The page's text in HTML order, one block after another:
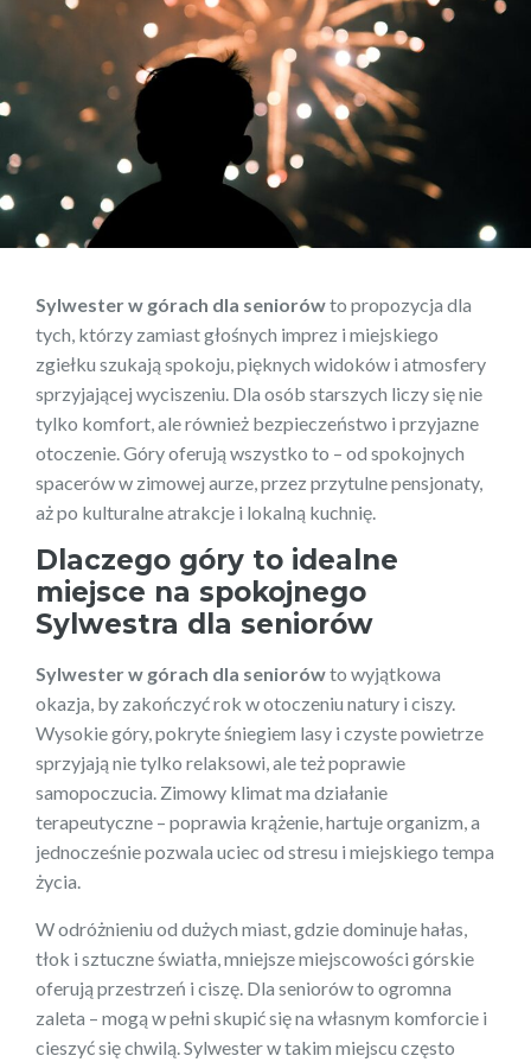
Sylwester w górach dla seniorówto propozycja dla
tych, którzy zamiast głośnych imprez i miejskiego
zgiełku szukają spokoju, pięknych widoków i atmosfery
sprzyjającej wyciszeniu. Dla osób starszych liczy się nie
tylko komfort, ale również bezpieczeństwo i przyjazne
otoczenie. Góry oferują wszystko to – od spokojnych
spacerów w zimowej aurze, przez przytulne pensjonaty,
aż po kulturalne atrakcje i lokalną kuchnię.
Dlaczego góry to idealne
miejsce na spokojnego
Sylwestra dla seniorów
Sylwester w górach dla seniorówto wyjątkowa
okazja, by zakończyć rok w otoczeniu natury i ciszy.
Wysokie góry, pokryte śniegiem lasy i czyste powietrze
sprzyjają nie tylko relaksowi, ale też poprawie
samopoczucia. Zimowy klimat ma działanie
terapeutyczne – poprawia krążenie, hartuje organizm, a
jednocześnie pozwala uciec od stresu i miejskiego tempa
życia.
W odróżnieniu od dużych miast, gdzie dominuje hałas,
tłok i sztuczne światła, mniejsze miejscowości górskie
oferują przestrzeń i ciszę. Dla seniorów to ogromna
zaleta – mogą w pełni skupić się na własnym komforcie i
cieszyć się chwilą. Sylwester w takim miejscu często